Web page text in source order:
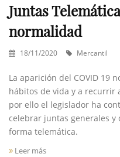
Juntas
normalidad
18/11/2020 Mercantil
La aparición del COVID 19
hábitos de vida y a recurrir
por ello el legislador ha
celebrar juntas generales
forma telemática.
Leer más